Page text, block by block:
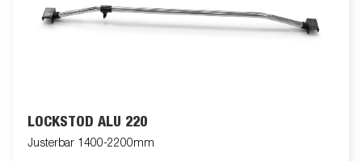
LOCKSTÖD ALU 220
Justerbar 1400-2200mm